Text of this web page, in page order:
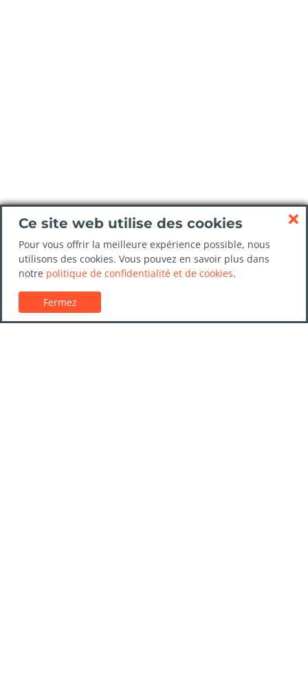
Ce site web utilise des cookies
Pour vous offrir la meilleure expérience possible, nous
utilisons des cookies. Vous pouvez en savoir plus dans
notre politique de confidentialité et de cookies.
Fermez